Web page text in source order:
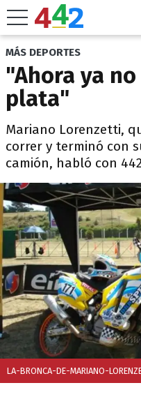
MÁS DEPORTES
"Ahora ya
plata"
Mariano Lorenzetti,
correr y terminó con
camión, habló con
LA-BRONCA-DE-MARIANO-